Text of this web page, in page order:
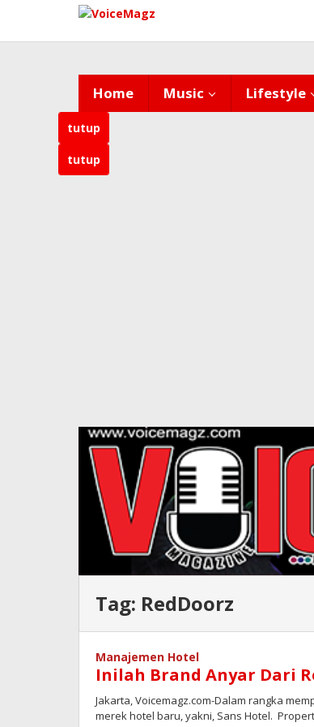
konten
Home Music Lifestyle
tutup
tutup
Tag: RedDoorz
Manajemen Hotel
Inilah Brand Anyar Dari
Jakarta, Voicemagz.com-Dalam rangka
merek hotel baru, yakni, Sans Hotel.